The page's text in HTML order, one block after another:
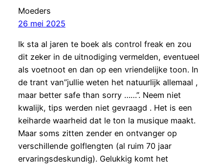
Moeders
26 mei 2025
Ik sta al jaren te boek als control freak en zou
dit zeker in de uitnodiging vermelden, eventueel
als voetnoot en dan op een vriendelijke toon. In
de trant van”jullie weten het natuurlijk allemaal ,
maar better safe than sorry ……”. Neem niet
kwalijk, tips werden niet gevraagd . Het is een
keiharde waarheid dat le ton la musique maakt.
Maar soms zitten zender en ontvanger op
verschillende golflengten (al ruim 70 jaar
ervaringsdeskundig). Gelukkig komt het